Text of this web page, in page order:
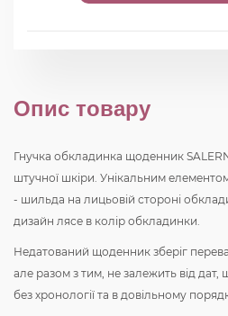
Опис товару
Гнучка обкладинка щоденник
штучної шкіри. Унікальним
- шильда на лицьовій стороні
дизайн лясе в колір обкладинки.
Недатований щоденник зберіг
але разом з тим, не залежить від дат,
без хронології та в довільному